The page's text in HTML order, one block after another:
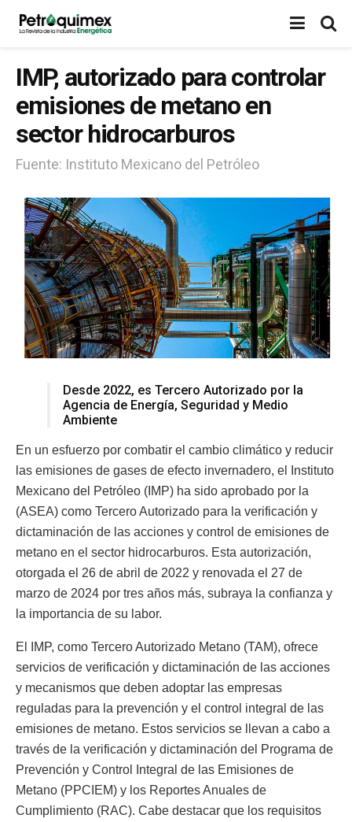
IMP, autorizado para controlar
emisiones de metano en
sector hidrocarburos
Fuente: Instituto Mexicano del Petróleo
Desde 2022, es Tercero Autorizado por la
Agencia de Energía, Seguridad y Medio
Ambiente
En un esfuerzo por combatir el cambio climático y reducir
las emisiones de gases de efecto invernadero, el Instituto
Mexicano del Petróleo (IMP) ha sido aprobado por la
(ASEA) como Tercero Autorizado para la verificación y
dictaminación de las acciones y control de emisiones de
metano en el sector hidrocarburos. Esta autorización,
otorgada el 26 de abril de 2022 y renovada el 27 de
marzo de 2024 por tres años más, subraya la confianza y
la importancia de su labor.
El IMP, como Tercero Autorizado Metano (TAM), ofrece
servicios de verificación y dictaminación de las acciones
y mecanismos que deben adoptar las empresas
reguladas para la prevención y el control integral de las
emisiones de metano. Estos servicios se llevan a cabo a
través de la verificación y dictaminación del Programa de
Prevención y Control Integral de las Emisiones de
Metano (PPCIEM) y los Reportes Anuales de
Cumplimiento (RAC). Cabe destacar que los requisitos